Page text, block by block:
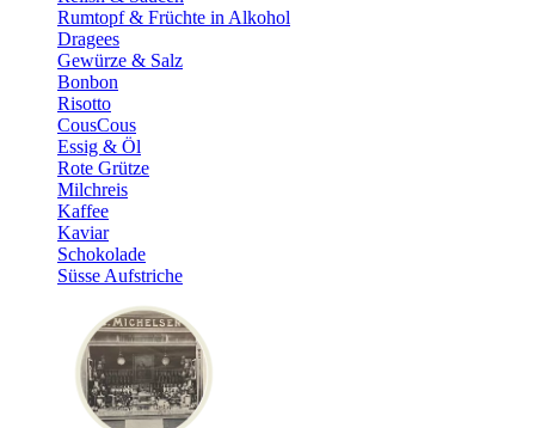
Rumtopf & Früchte in Alkohol
Dragees
Gewürze & Salz
Bonbon
Risotto
CousCous
Essig & Öl
Rote Grütze
Milchreis
Kaffee
Kaviar
Schokolade
Süsse Aufstriche